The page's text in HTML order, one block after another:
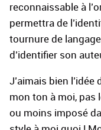
reconnaissable à
permettra de
tournure de
d’identifier son
J’aimais bien
mon ton à moi, pas
ou moins imposé